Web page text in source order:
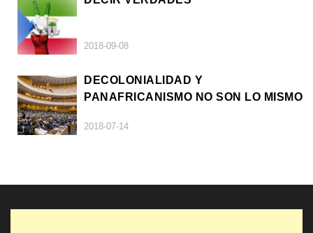
2018-09-08
DECOLONIALIDAD Y
PANAFRICANISMO NO SON LO MISMO
2018-07-14